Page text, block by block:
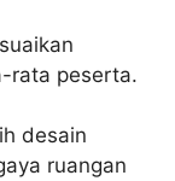
rata peserta.
desain
ruangan